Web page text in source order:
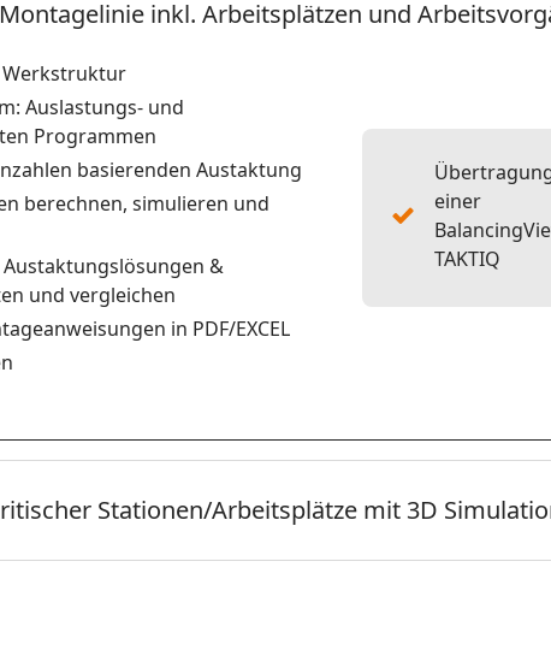
inkl. Arbeitsplätzen und
Auslastungs- und
Programmen
basierenden Austaktung
berechnen, simulieren und
&
und vergleichen
in PDF/EXCEL
einer
TAKTIQ
Stationen/Arbeitsplätze mit 3D